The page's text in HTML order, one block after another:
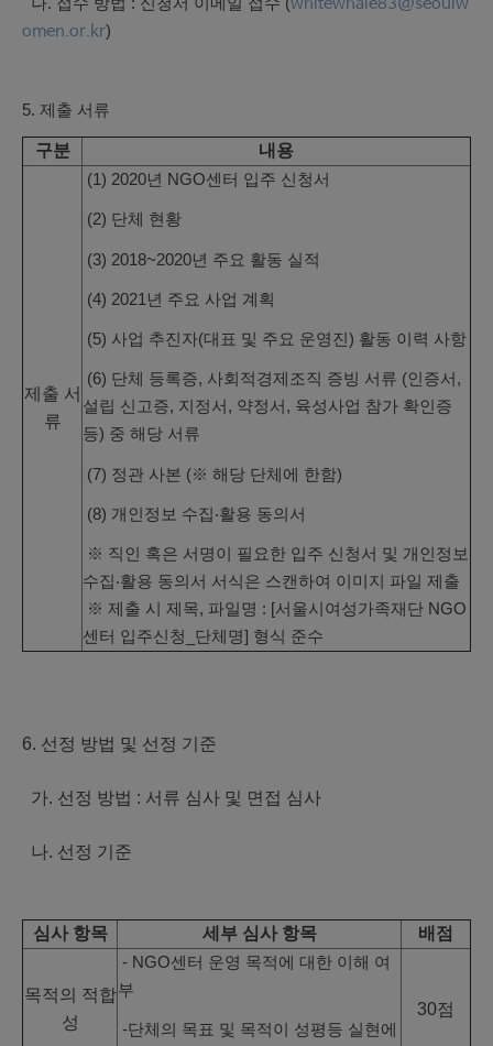
whitewhale83@seoulw
omen.or.kr)
5. 제출 서류
구분 내용
제출 서
류
(1) 2020년 NGO센터 입주 신청서
(2) 단체 현황
(3) 2018~2020년 주요 활동 실적
(4) 2021년 주요 사업 계획
(5) 사업 추진자(대표 및 주요 운영진) 활동 이력 사항
(6) 단체 등록증, 사회적경제조직 증빙 서류 (인증서,
설립 신고증, 지정서, 약정서, 육성사업 참가 확인증
등) 중 해당 서류
(7) 정관 사본 (※ 해당 단체에 한함)
(8) 개인정보 수집‧활용 동의서
※ 직인 혹은 서명이 필요한 입주 신청서 및 개인정보
수집‧활용 동의서 서식은 스캔하여 이미지 파일 제출
※ 제출 시 제목, 파일명 : [서울시여성가족재단 NGO
센터 입주신청_단체명] 형식 준수
6. 선정 방법 및 선정 기준
가. 선정 방법 : 서류 심사 및 면접 심사
나. 선정 기준
심사 항목 세부 심사 항목 배점
목적의 적합
성
- NGO센터 운영 목적에 대한 이해 여
부
-단체의 목표 및 목적이 성평등 실현에
30점